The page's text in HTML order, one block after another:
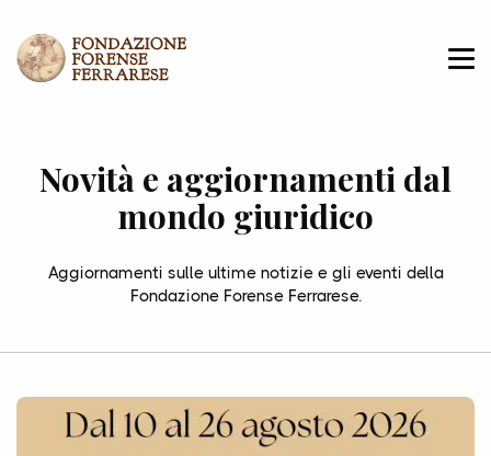
Novità e aggiornamenti dal
mondo giuridico
Aggiornamenti sulle ultime notizie e gli eventi della
Fondazione Forense Ferrarese.